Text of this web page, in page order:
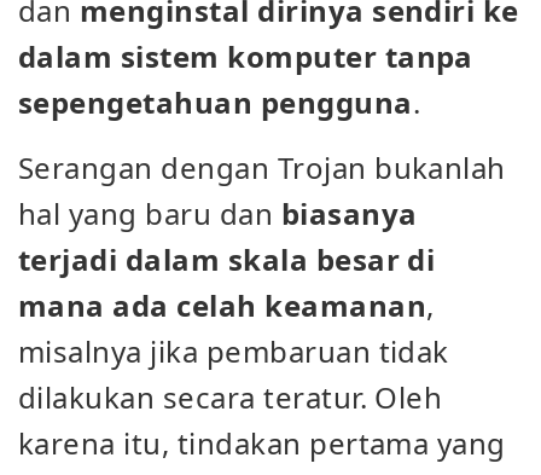
dan menginstal dirinya sendiri ke
dalam sistem komputer tanpa
sepengetahuan pengguna.
Serangan dengan Trojan bukanlah
hal yang baru dan biasanya
terjadi dalam skala besar di
mana ada celah keamanan,
misalnya jika pembaruan tidak
dilakukan secara teratur. Oleh
karena itu, tindakan pertama yang